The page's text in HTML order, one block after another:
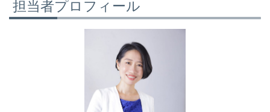
担当者プロフィール